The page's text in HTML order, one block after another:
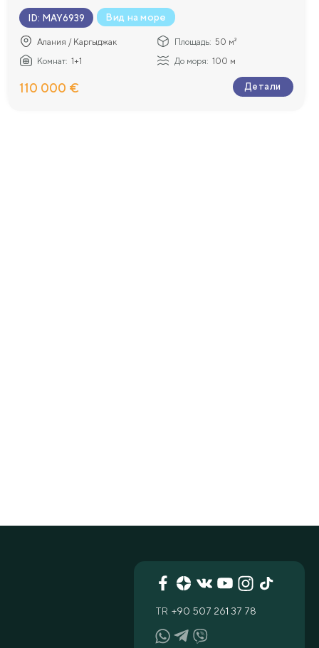
ID: MAY6939 Вид на море
Алания / Каргыджак Площадь: 50 м²
Комнат: 1+1 До моря: 100 м
110 000 € Детали
TR +90 507 261 37 78